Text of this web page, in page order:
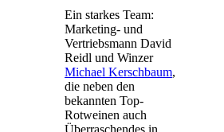
Ein starkes Team:
Marketing- und
Vertriebsmann David
Reidl und Winzer
Michael Kerschbaum,
die neben den
bekannten Top-
Rotweinen auch
Überraschendes in